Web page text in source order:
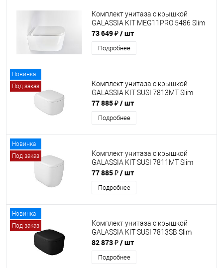
Комплект унитаза с крышкой
GALASSIA KIT MEG11PRO 5486 Slim
73 649 ₽/ шт
Подробнее
Новинка
Под заказ
Комплект унитаза с крышкой
GALASSIA KIT SUSI 7813MT Slim
77 885 ₽/ шт
Подробнее
Новинка
Под заказ
Комплект унитаза с крышкой
GALASSIA KIT SUSI 7811MT Slim
77 885 ₽/ шт
Подробнее
Новинка
Под заказ
Комплект унитаза с крышкой
GALASSIA KIT SUSI 7813SB Slim
82 873 ₽/ шт
Подробнее